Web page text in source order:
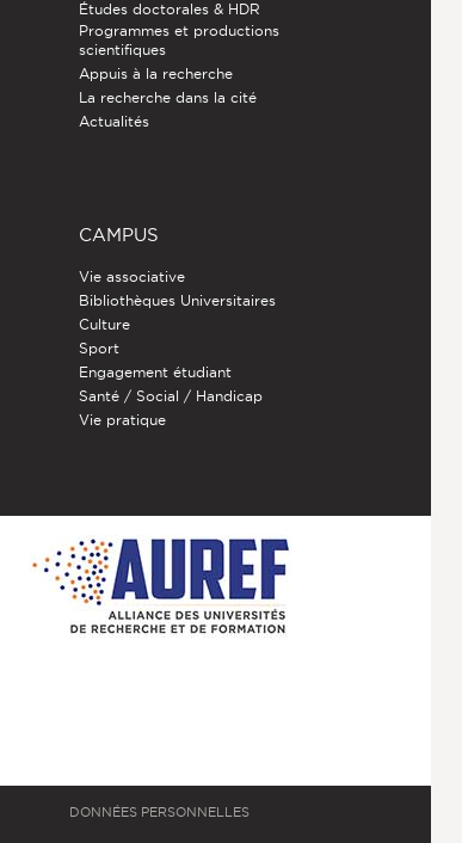
Études doctorales & HDR
Programmes et productions
scientifiques
Appuis à la recherche
La recherche dans la cité
Actualités
CAMPUS
Vie associative
Bibliothèques Universitaires
Culture
Sport
Engagement étudiant
Santé / Social / Handicap
Vie pratique
DONNÉES PERSONNELLES